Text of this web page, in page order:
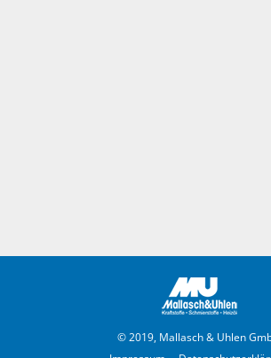
© 2019, Mallasch & Uhlen